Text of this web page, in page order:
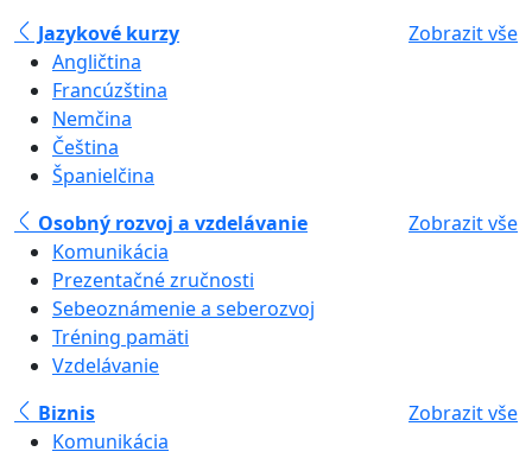
Jazykové kurzy
Zobrazit vše
Angličtina
Francúzština
Nemčina
Čeština
Španielčina
Osobný rozvoj a vzdelávanie
Zobrazit vše
Komunikácia
Prezentačné zručnosti
Sebeoznámenie a seberozvoj
Tréning pamäti
Vzdelávanie
Biznis
Zobrazit vše
Komunikácia